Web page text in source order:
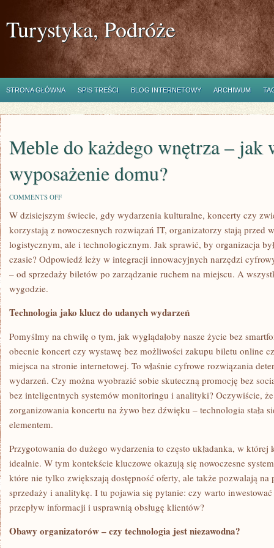
Turystyka, Podróże
STRONA GŁÓWNA SPIS TREŚCI BLOG INTERNETOWY ARCHIWUM
Meble do każdego wnętrza – jak
wyposażenie domu?
COMMENTS OFFON
DO
WNĘTRZA
JAK
WYBRAĆ
IDEALNE
WYPOSAŻENIE
W dzisiejszym świecie, gdy wydarzenia kulturalne, koncerty czy
korzystają z nowoczesnych rozwiązań IT, organizatorzy stają przed
logistycznym, ale i technologicznym. Jak sprawić, by organizacja
czasie? Odpowiedź leży w integracji innowacyjnych narzędzi
– od sprzedaży biletów po zarządzanie ruchem na miejscu. A
wygodzie.
Technologia jako klucz do udanych wydarzeń
Pomyślmy na chwilę o tym, jak wyglądałoby nasze życie bez
obecnie koncert czy wystawę bez możliwości zakupu biletu online
miejsca na stronie internetowej. To właśnie cyfrowe rozwiązania
wydarzeń. Czy można wyobrazić sobie skuteczną promocję bez
bez inteligentnych systemów monitoringu i analityki? Oczywiście,
zorganizowania koncertu na żywo bez dźwięku – technologia stała
elementem.
Przygotowania do dużego wydarzenia to często układanka, w której
idealnie. W tym kontekście kluczowe okazują się nowoczesne
które nie tylko zwiększają dostępność oferty, ale także pozwalają
sprzedaży i analitykę. I tu pojawia się pytanie: czy warto
przepływ informacji i usprawnią obsługę klientów?
Obawy organizatorów – czy technologia jest niezawodna?